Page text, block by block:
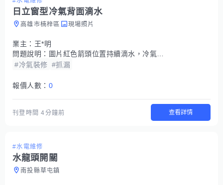
日立窗型冷氣背面滴水
高雄市楠梓區 現場照片
業主： 王*明
問題說明： 圖片紅色箭頭位置持續滴水，冷氣安装在大樓五樓，冷氣機背面無可供施工站立的區域。
#冷氣裝修 #抓漏
報價人數： 0
刊登時間4分鐘前 查看詳情
#水電維修
水龍頭開關
南投縣草屯鎮